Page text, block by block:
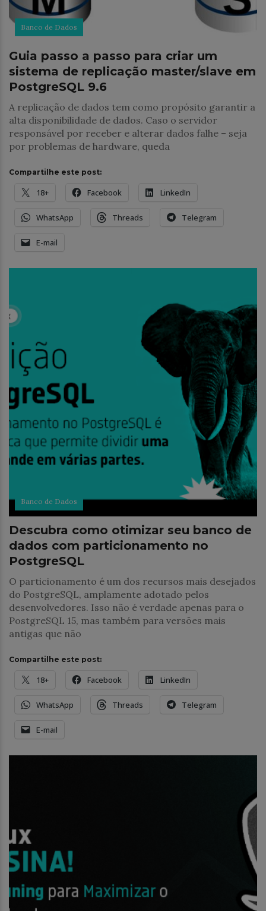
Banco de Dados
Guia passo a passo para criar um
sistema de replicação master/slave em
PostgreSQL 9.6
A replicação de dados tem como propósito garantir a
alta disponibilidade de dados. Caso o servidor
responsável por receber e alterar dados falhe – seja
por problemas de hardware, queda
Compartilhe este post:
18+ Facebook LinkedIn
WhatsApp Threads Telegram
E-mail
Banco de Dados
Descubra como otimizar seu banco de
dados com particionamento no
PostgreSQL
O particionamento é um dos recursos mais desejados
do PostgreSQL, amplamente adotado pelos
desenvolvedores. Isso não é verdade apenas para o
PostgreSQL 15, mas também para versões mais
antigas que não
Compartilhe este post:
18+ Facebook LinkedIn
WhatsApp Threads Telegram
E-mail